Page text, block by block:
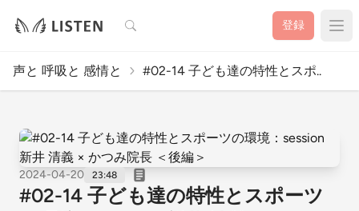
検索 登録
声と 呼吸と 感情と #02-14 子ども達の特性とスポ..
2024-04-20 23:48
#02-14 子ども達の特性とスポーツ